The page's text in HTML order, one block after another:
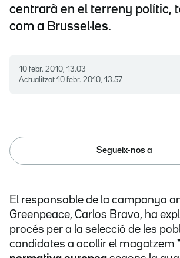
centrarà en el terreny polític,
com a Brussel·les.
10 febr. 2010, 13.03
Actualitzat 10 febr. 2010, 13.57
Segueix-nos a
El responsable de la campanya
Greenpeace, Carlos Bravo, ha
procés per a la selecció de les
candidates a acollir el magatzem